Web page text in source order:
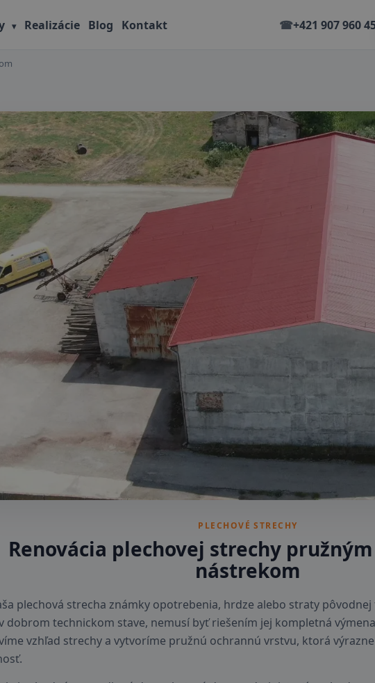
▾ Realizácie Blog Kontakt ☎+421 907 960
PLECHOVÉ STRECHY
Renovácia plechovej strechy
nástrekom
plechová strecha známky opotrebenia, hrdze alebo straty
dobrom technickom stave, nemusí byť riešením jej kompletná
vzhľad strechy a vytvoríme pružnú ochrannú vrstvu, ktorá